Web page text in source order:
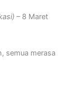
– 8 Maret
semua merasa